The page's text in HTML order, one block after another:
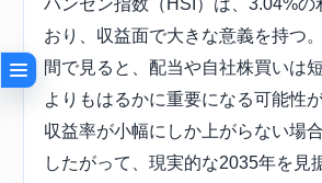
おり、収益面で大きな意義を持つ
間で見ると、配当や自社株買いは
よりもはるかに重要になる可能性
収益率が小幅にしか上がらない場
したがって、現実的な2035年を見